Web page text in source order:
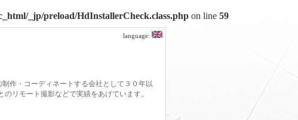
_jp/preload/HdInstallerCheck.class.php on line 59
language:
作・コーディネートする会社として３０年以
リモート撮影などで実績をあげています。